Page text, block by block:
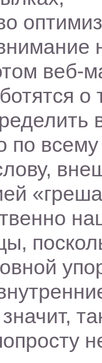
веб-
о
по всему